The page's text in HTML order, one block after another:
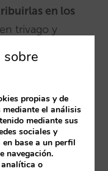
en los
en trivago y
te interese-,
los países a los
de email
de esos
web pero no la
si no la creas.
sobre
propias y de
el análisis
mediante sus
sociales y
base a un perfil
navegación.
o